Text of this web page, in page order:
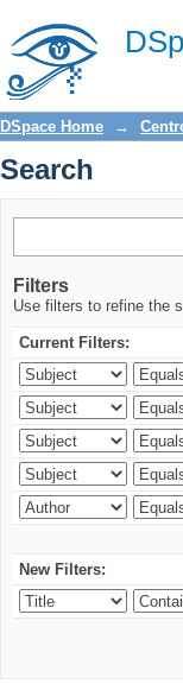
Search
DSpace Home →
Search
Filters
Use filters to refine the
Current Filters:
New Filters: